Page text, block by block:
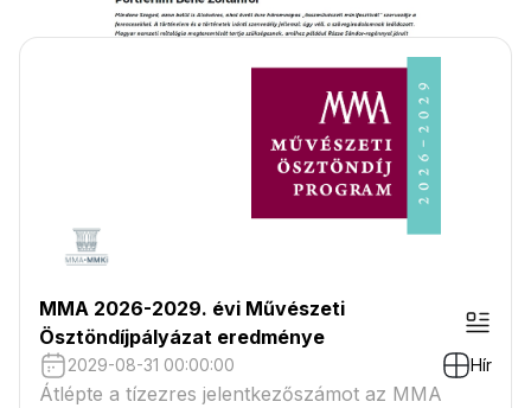
MMA 2026-2029. évi Művészeti
Ösztöndíjpályázat eredménye
2029-08-31 00:00:00 Hír
Átlépte a tízezres jelentkezőszámot az MMA